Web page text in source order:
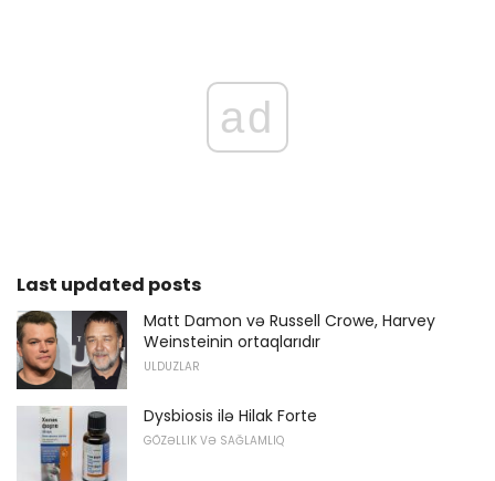
ad
Last updated posts
Matt Damon və Russell Crowe, Harvey
Weinsteinin ortaqlarıdır
ULDUZLAR
Dysbiosis ilə Hilak Forte
GÖZƏLLIK VƏ SAĞLAMLIQ